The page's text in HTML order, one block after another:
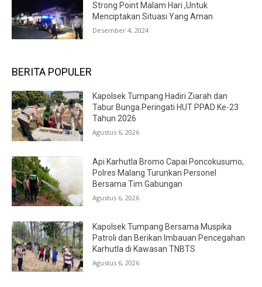
Strong Point Malam Hari ,Untuk
Menciptakan Situasi Yang Aman
Desember 4, 2024
BERITA POPULER
Kapolsek Tumpang Hadiri Ziarah dan
Tabur Bunga Peringati HUT PPAD Ke-23
Tahun 2026
Agustus 6, 2026
Api Karhutla Bromo Capai Poncokusumo,
Polres Malang Turunkan Personel
Bersama Tim Gabungan
Agustus 6, 2026
Kapolsek Tumpang Bersama Muspika
Patroli dan Berikan Imbauan Pencegahan
Karhutla di Kawasan TNBTS
Agustus 6, 2026